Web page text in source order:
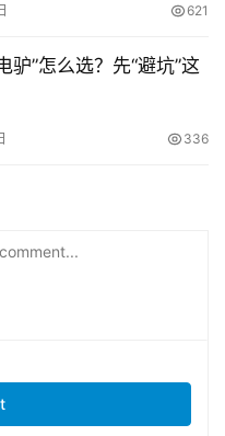
621
驴”怎么选？先“避坑”这
336